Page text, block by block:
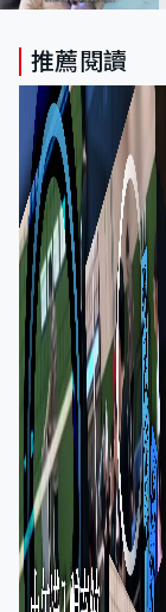
推薦閱讀